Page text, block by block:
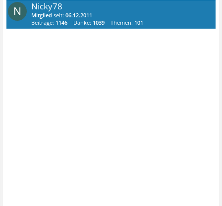
N Nicky78
Mitglied seit:06.12.2011
Beiträge: 1146 Danke: 1039 Themen: 101